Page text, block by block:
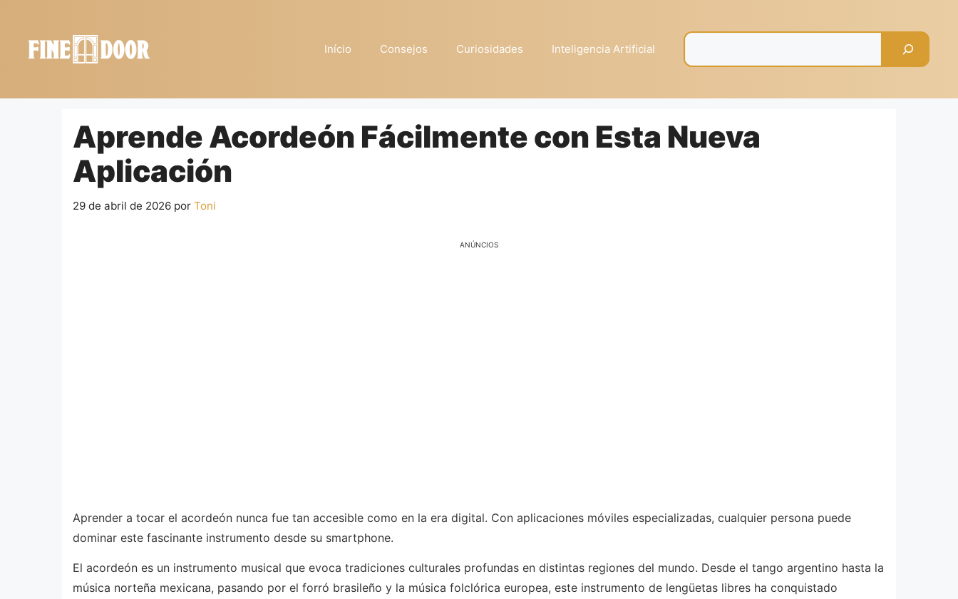
contenido
Início Consejos Curiosidades Inteligencia Artificial
Aprende Acordeón Fácilmente con Esta Nueva
Aplicación
29 de abril de 2026 por Toni
ANÚNCIOS
Aprender a tocar el acordeón nunca fue tan accesible como en la era digital. Con aplicaciones móviles especializadas, cualquier persona puede
dominar este fascinante instrumento desde su smartphone.
El acordeón es un instrumento musical que evoca tradiciones culturales profundas en distintas regiones del mundo. Desde el tango argentino hasta la
música norteña mexicana, pasando por el forró brasileño y la música folclórica europea, este instrumento de lengüetas libres ha conquistado